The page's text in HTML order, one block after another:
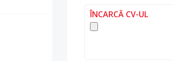
ÎNCARCĂ CV-UL